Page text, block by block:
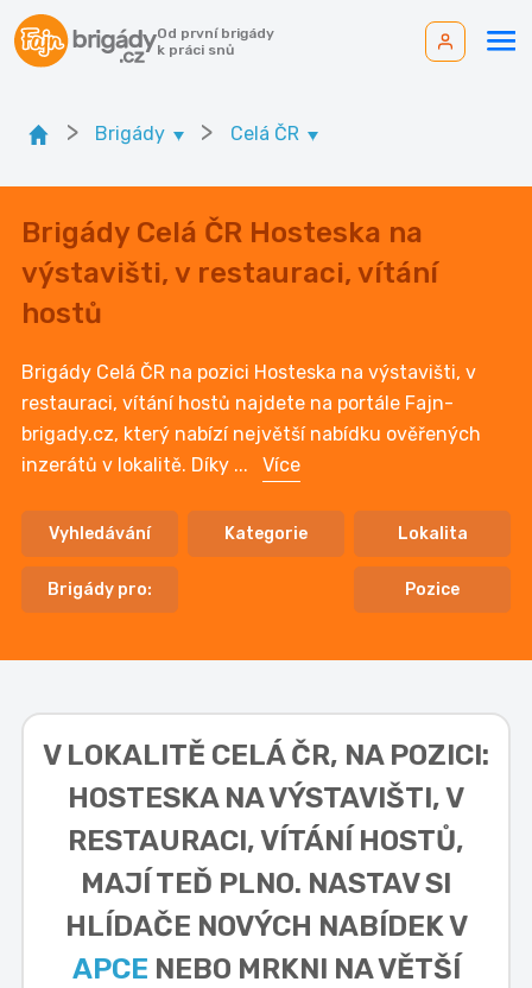
Od první brigády
k práci snů
> Brigády > Celá ČR
Brigády Celá ČR Hosteska na
výstavišti, v restauraci, vítání
hostů
Brigády Celá ČR na pozici Hosteska na výstavišti, v
restauraci, vítání hostů najdete na portále Fajn-
brigady.cz, který nabízí největší nabídku ověřených
inzerátů v lokalitě. Díky ... Více
Vyhledávání Kategorie Lokalita
Brigády pro: Pozice
V LOKALITĚ CELÁ ČR, NA POZICI:
HOSTESKA NA VÝSTAVIŠTI, V
RESTAURACI, VÍTÁNÍ HOSTŮ,
MAJÍ TEĎ PLNO. NASTAV SI
HLÍDAČE NOVÝCH NABÍDEK V
APCE NEBO MRKNI NA VĚTŠÍ